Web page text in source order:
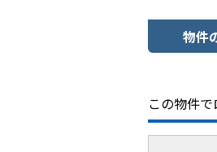
物件
この物件